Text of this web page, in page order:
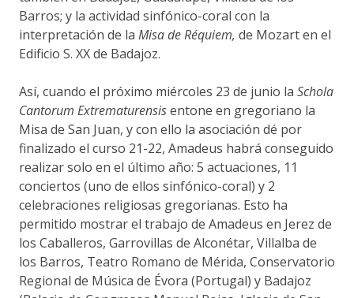
Barros; y la actividad sinfónico-coral con la
interpretación de la Misa de Réquiem, de Mozart en el
Edificio S. XX de Badajoz.
Así, cuando el próximo miércoles 23 de junio la Schola
Cantorum Extrematurensisentone en gregoriano la
Misa de San Juan, y con ello la asociación dé por
finalizado el curso 21-22, Amadeus habrá conseguido
realizar solo en el último año: 5 actuaciones, 11
conciertos (uno de ellos sinfónico-coral) y 2
celebraciones religiosas gregorianas. Esto ha
permitido mostrar el trabajo de Amadeus en Jerez de
los Caballeros, Garrovillas de Alconétar, Villalba de
los Barros, Teatro Romano de Mérida, Conservatorio
Regional de Música de Évora (Portugal) y Badajoz